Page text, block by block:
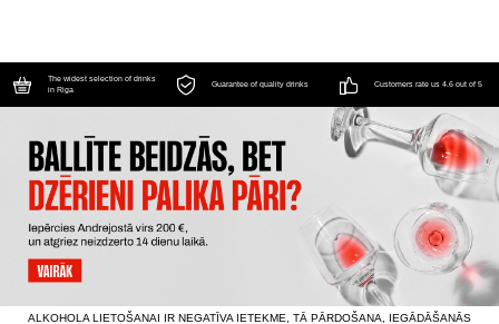
The widest selection of drinks
in Riga
Guarantee of quality drinks Customers rate us 4.6 out of 5
ALKOHOLA LIETOŠANAI IR NEGATĪVA IETEKME, TĀ PĀRDOŠANA, IEGĀDĀŠANĀS